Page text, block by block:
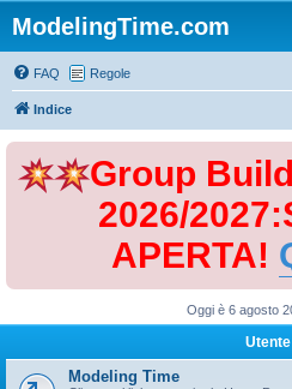
ModelingTime.com
FAQ Regole
Indice
Group
2026/
APERTA!
Oggi è 6 agosto
Utente
Modeling Time